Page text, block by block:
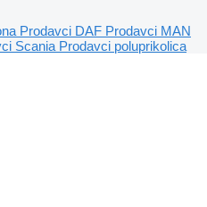
Prodavci DAF Prodavci MAN
Scania Prodavci poluprikolica